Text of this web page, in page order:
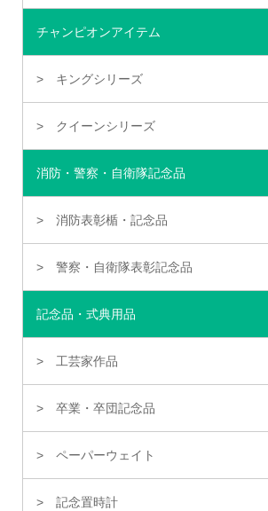
チャンピオンアイテム
キングシリーズ
クイーンシリーズ
消防・警察・自衛隊記念品
消防表彰楯・記念品
警察・自衛隊表彰記念品
記念品・式典用品
工芸家作品
卒業・卒団記念品
ペーパーウェイト
記念置時計